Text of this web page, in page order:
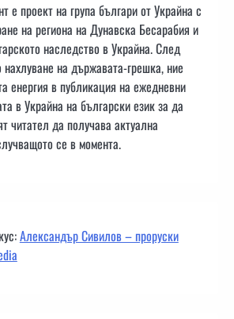
е проект на група българи от Украйна с
на региона на Дунавска Бесарабия и
наследство в Украйна. След
на държавата-грешка, ние
енергия в публикация на ежедневни
в Украйна на български език за да
читател да получава актуална
се в момента.
Александър Сивилов – проруски